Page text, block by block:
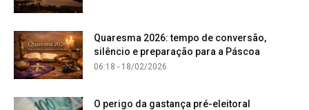
Quaresma 2026: tempo de conversão,
silêncio e preparação para a Páscoa
06:18 - 18/02/2026
O perigo da gastança pré-eleitoral